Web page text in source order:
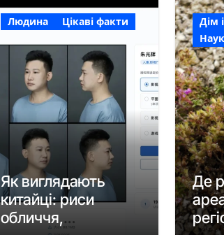
Людина Цікаві факти
Як виглядають
китайці: риси
обличчя,
Дім
Де